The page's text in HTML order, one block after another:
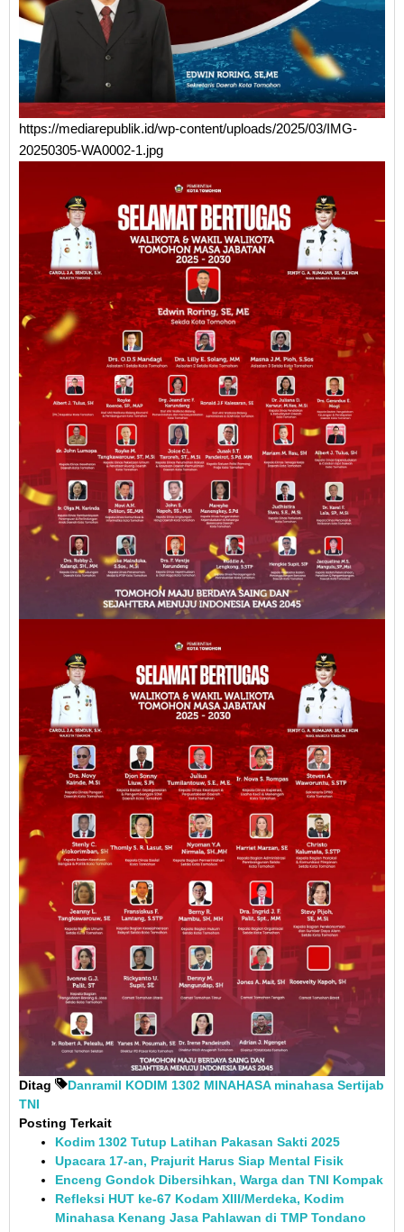
https://mediarepublik.id/wp-content/uploads/2025/03/IMG-
20250305-WA0002-1.jpg
Ditag Danramil KODIM 1302 MINAHASA minahasa Sertijab
TNI
Posting Terkait
Kodim 1302 Tutup Latihan Pakasan Sakti 2025
Upacara 17-an, Prajurit Harus Siap Mental Fisik
Enceng Gondok Dibersihkan, Warga dan TNI Kompak
Refleksi HUT ke-67 Kodam XIII/Merdeka, Kodim
Minahasa Kenang Jasa Pahlawan di TMP Tondano